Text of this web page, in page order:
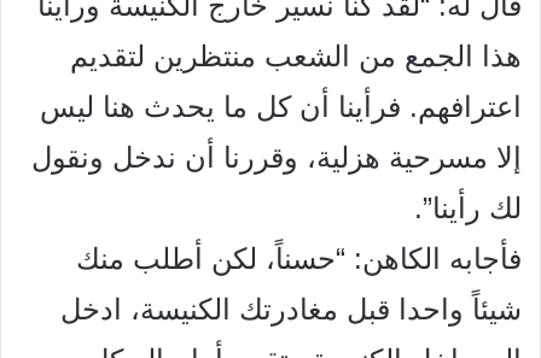
هذا الجمع من الشعب منتظرين لتقديم
اعترافهم. فرأينا أن كل ما يحدث هنا ليس
إلا مسرحية هزلية، وقررنا أن ندخل ونقول
لك رأينا”.
فأجابه الكاهن: “حسناً، لكن أطلب منك
شيئاً واحدا قبل مغادرتك
الكنيسة، ادخل